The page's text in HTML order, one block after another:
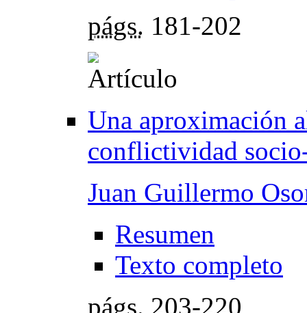
págs. 181-202
Una aproximación
conflictividad
Juan Guillermo
Resumen
Texto completo
págs. 203-220